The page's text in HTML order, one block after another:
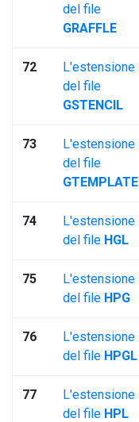
del file
GRAFFLE
72
L'estensione
del file
GSTENCIL
73
L'estensione
del file
GTEMPLATE
74
L'estensione
del file HGL
75
L'estensione
del file HPG
76
L'estensione
del file HPGL
77
L'estensione
del file HPL